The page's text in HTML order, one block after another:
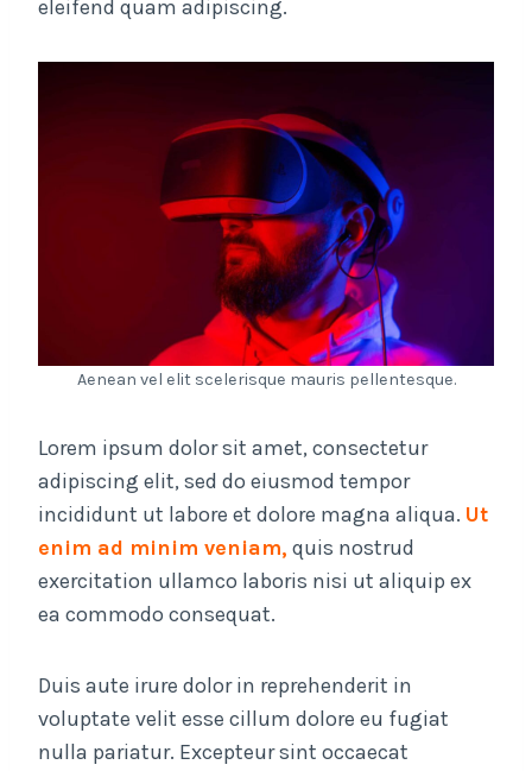
eleifend quam adipiscing.
Aenean vel elit scelerisque mauris pellentesque.
Lorem ipsum dolor sit amet, consectetur
adipiscing elit, sed do eiusmod tempor
incididunt ut labore et dolore magna aliqua. Ut
enim ad minim veniam, quis nostrud
exercitation ullamco laboris nisi ut aliquip ex
ea commodo consequat.
Duis aute irure dolor in reprehenderit in
voluptate velit esse cillum dolore eu fugiat
nulla pariatur. Excepteur sint occaecat